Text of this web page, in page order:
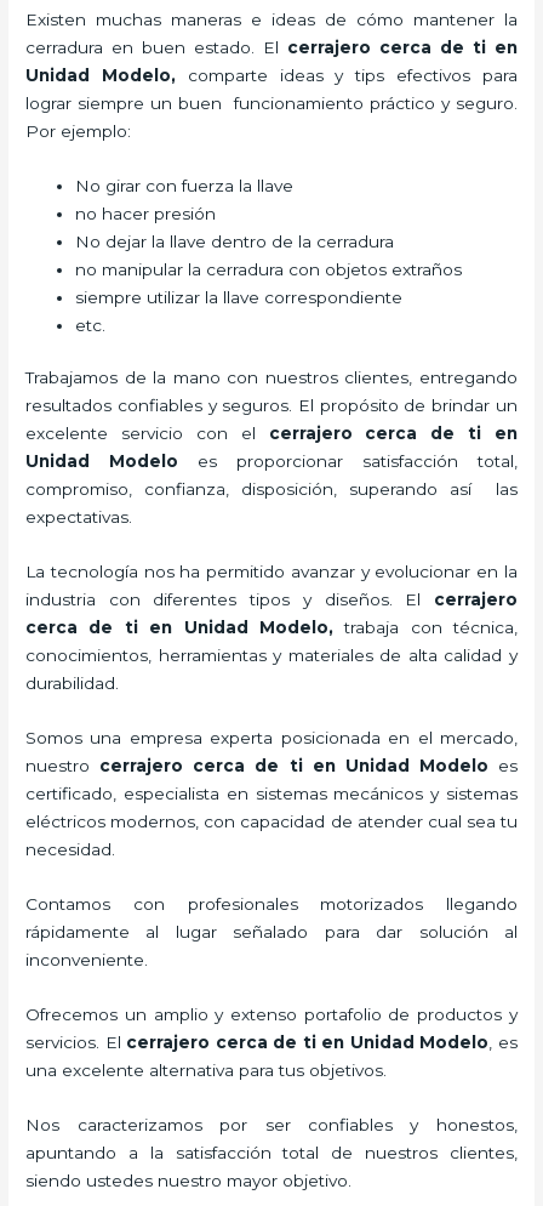
Existen muchas maneras e ideas de cómo mantener la
cerradura en buen estado. El cerrajero cerca de ti en
Unidad Modelo, comparte ideas y tips efectivos para
lograr siempre un buen funcionamiento práctico y seguro.
Por ejemplo:
No girar con fuerza la llave
no hacer presión
No dejar la llave dentro de la cerradura
no manipular la cerradura con objetos extraños
siempre utilizar la llave correspondiente
etc.
Trabajamos de la mano con nuestros clientes, entregando
resultados confiables y seguros. El propósito de brindar un
excelente servicio con el cerrajero cerca de ti en
Unidad Modelo es proporcionar satisfacción total,
compromiso, confianza, disposición, superando así las
expectativas.
La tecnología nos ha permitido avanzar y evolucionar en la
industria con diferentes tipos y diseños. El cerrajero
cerca de ti en Unidad Modelo,trabaja con técnica,
conocimientos, herramientas y materiales de alta calidad y
durabilidad.
Somos una empresa experta posicionada en el mercado,
nuestro cerrajero cerca de ti en Unidad Modelo es
certificado, especialista en sistemas mecánicos y sistemas
eléctricos modernos, con capacidad de atender cual sea tu
necesidad.
Contamos con profesionales motorizados llegando
rápidamente al lugar señalado para dar solución al
inconveniente.
Ofrecemos un amplio y extenso portafolio de productos y
servicios. El cerrajero cerca de ti en Unidad Modelo , es
una excelente alternativa para tus objetivos.
Nos caracterizamos por ser confiables y honestos,
apuntando a la satisfacción total de nuestros clientes,
siendo ustedes nuestro mayor objetivo.